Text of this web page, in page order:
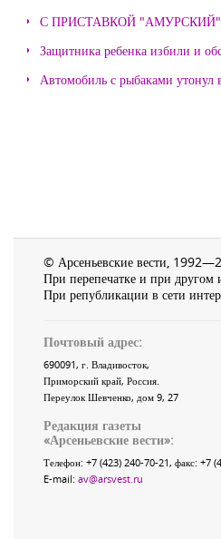
С ПРИСТАВКОЙ "АМУРСКИЙ"
Защитника ребенка избили и
Автомобиль с рыбаками утонул
© Арсеньевские вести,
При перепечатке и при другом
При републикации в сети
Почтовый адрес:
690091, г. Владивосток,
Приморский край, Россия.
Переулок Шевченко, дом 9, 27
Редакция газеты
«Арсеньевские вести»:
Телефон: +7 (423) 240-70-21, факс: +7
E-mail: av@arsvest.ru